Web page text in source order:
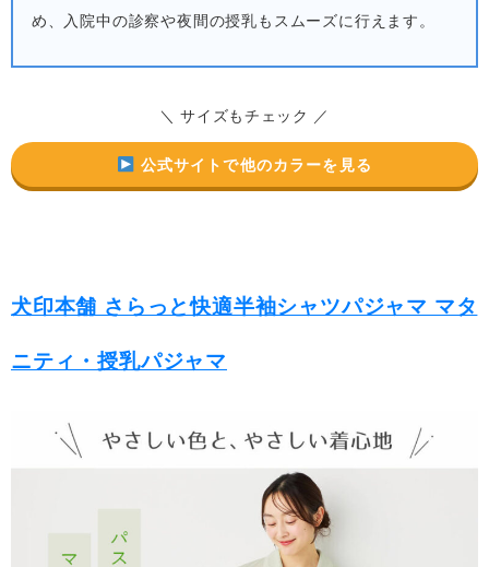
め、入院中の診察や夜間の授乳もスムーズに行えます。
＼ サイズもチェック ／
公式サイトで他のカラーを見る
犬印本舗 さらっと快適半袖シャツパジャマ マタ
ニティ・授乳パジャマ